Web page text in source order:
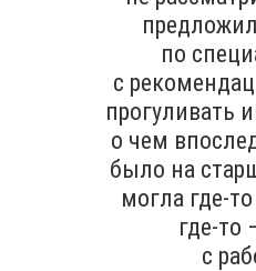
по
с
прогуливать
о чем
было на
могла где-
где-то
с